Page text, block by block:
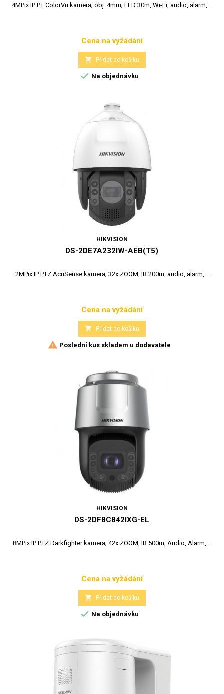
4MPix IP PT ColorVu kamera; obj. 4mm; LED 30m, Wi-Fi, audio, alarm,...
Cena
Cena na vyžádání
 Přidat do košíku
 Na objednávku
HIKVISION
DS-2DE7A232IW-AEB(T5)
2MPix IP PTZ AcuSense kamera; 32x ZOOM, IR 200m, audio, alarm,...
Cena
Cena na vyžádání
 Přidat do košíku
 Poslední kus skladem u dodavatele
HIKVISION
DS-2DF8C842IXG-EL
8MPix IP PTZ Darkfighter kamera; 42x ZOOM, IR 500m, Audio, Alarm,...
Cena
Cena na vyžádání
 Přidat do košíku
 Na objednávku